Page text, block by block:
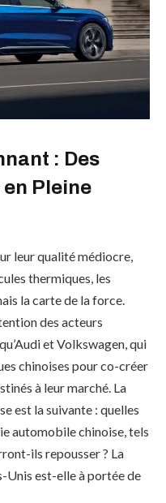
: Des
en Pleine
leur qualité médiocre,
thermiques, les
la carte de la force.
des acteurs
et Volkswagen, qui
chinoises pour co-créer
à leur marché. La
est la suivante : quelles
automobile chinoise, tels
ils repousser ? La
Unis est-elle à portée de